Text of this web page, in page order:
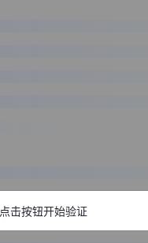
点击按钮开始验证